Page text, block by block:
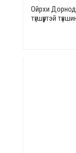
Ойрхи
түгшүүртэй